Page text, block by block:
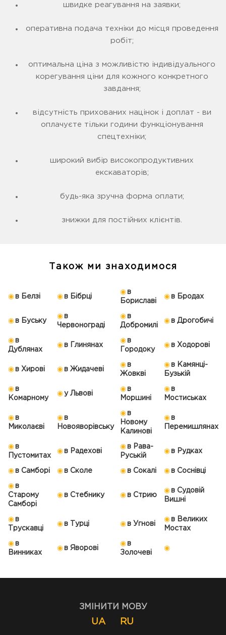
швидке реагування на заявки;
оперативна подача техніки до місця проведення
робіт;
оптимальна ціна з можливістю індивідуального
корегування ціни для кожного конкретного
завдання;
відсутність прихованих націнок і доплат - ви
оплачуєте тільки години функціонування
спецтехніки;
широкий вибір високопродуктивних
екскаваторів;
будь-яка зручна форма оплати;
знижки для постійних клієнтів.
Також ми знаходимося
в Белзі в Бібрці
в
Бориславі
в Бродах
в Буську
в
Червонограді
в
Добромилі
в Дрогобичі
в
Дублянах
в Глинянах
в
Городоку
в Ходорові
в Хирові в Жидачеві
в
Жовкві
в Камянці-
Бузькій
в
Комарному
у Львові
в
Моршині
в
Мостиськах
в
Миколаєві
в
Новояворівську
в
Новому
Калинові
в
Перемишлянах
в
Пустомитах
в Радехові
в Рава-
Руській
в Рудках
в Самборі в Сколе в Сокалі в Соснівці
в
Старому
Самборі
в Стебнику в Стрию
в Судовій
Вишні
в
Трускавці
в Турці в Угнові
в Великих
Мостах
в
Винниках
в Яворові
в
Золочеві
ЗМІНИТИ МОВУ
UA RU